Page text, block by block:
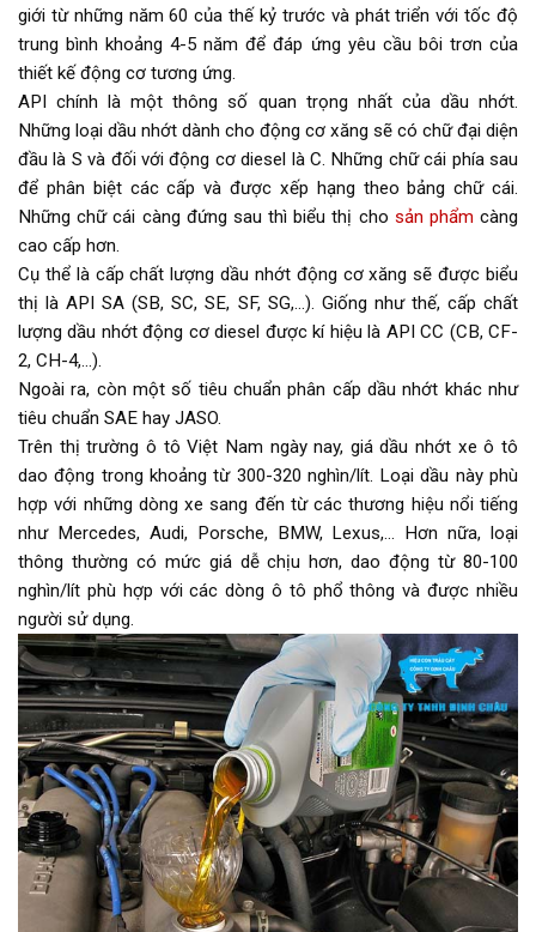
giới từ những năm 60 của thế kỷ trước và phát triển với tốc độ
trung bình khoảng 4-5 năm để đáp ứng yêu cầu bôi trơn của
thiết kế động cơ tương ứng.
API chính là một thông số quan trọng nhất của dầu nhớt.
Những loại dầu nhớt dành cho động cơ xăng sẽ có chữ đại diện
đầu là S và đối với động cơ diesel là C. Những chữ cái phía sau
để phân biệt các cấp và được xếp hạng theo bảng chữ cái.
Những chữ cái càng đứng sau thì biểu thị cho sản phẩm càng
cao cấp hơn.
Cụ thể là cấp chất lượng dầu nhớt động cơ xăng sẽ được biểu
thị là API SA (SB, SC, SE, SF, SG,…). Giống như thế, cấp chất
lượng dầu nhớt động cơ diesel được kí hiệu là API CC (CB, CF-
2, CH-4,…).
Ngoài ra, còn một số tiêu chuẩn phân cấp dầu nhớt khác như
tiêu chuẩn SAE hay JASO.
Trên thị trường ô tô Việt Nam ngày nay, giá dầu nhớt xe ô tô
dao động trong khoảng từ 300-320 nghìn/lít. Loại dầu này phù
hợp với những dòng xe sang đến từ các thương hiệu nổi tiếng
như Mercedes, Audi, Porsche, BMW, Lexus,… Hơn nữa, loại
thông thường có mức giá dễ chịu hơn, dao động từ 80-100
nghìn/lít phù hợp với các dòng ô tô phổ thông và được nhiều
người sử dụng.